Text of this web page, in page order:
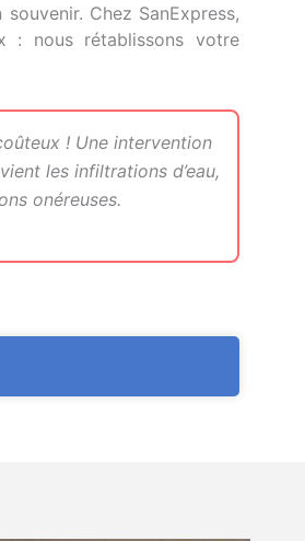
Chez SanExpress,
: nous rétablissons votre
! Une intervention
les infiltrations d’eau,
onéreuses.